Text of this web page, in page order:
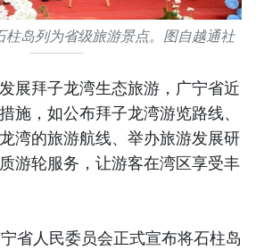
柱岛列为省级旅游景点。图自越通社
展拜子龙湾生态旅游，广宁省近
施，如公布拜子龙湾游览路线、
湾的旅游航线、举办旅游发展研
游轮服务，让游客在湾区享受丰
省人民委员会正式宣布将石柱岛